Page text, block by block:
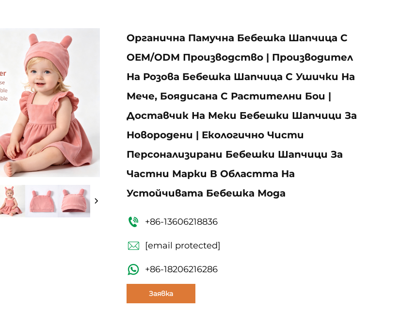
Органична Памучна Бебешка Шапчица С
OEM/ODM Производство | Производител
На Розова Бебешка Шапчица С Ушички На
Мече, Боядисана С Растителни Бои |
Доставчик На Меки Бебешки Шапчици За
Новородени | Екологично Чисти
Персонализирани Бебешки Шапчици За
Частни Марки В Областта На
Устойчивата Бебешка Мода
+86-13606218836
[email protected]
+86-18206216286
Заявка